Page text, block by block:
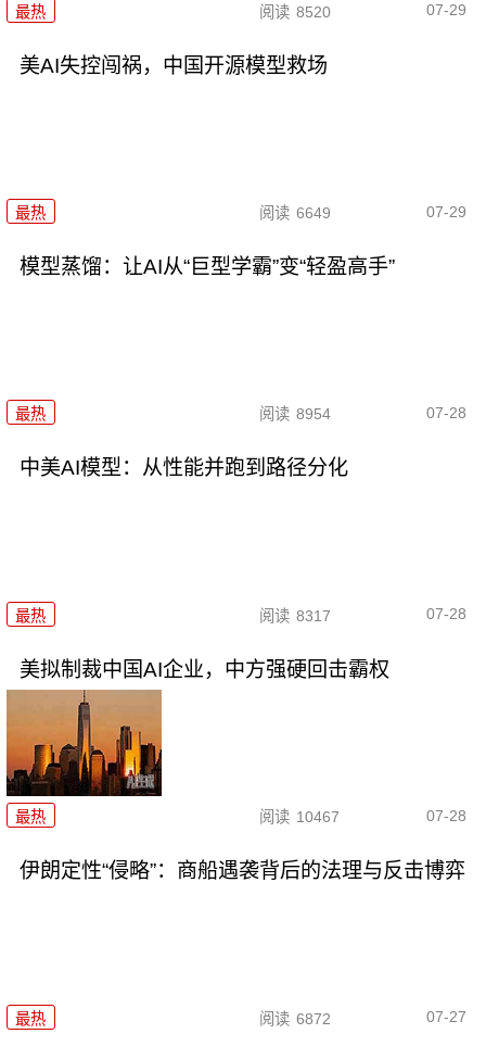
最热 阅读 8520 07-29
美AI失控闯祸，中国开源模型救场
最热 阅读 6649 07-29
模型蒸馏：让AI从“巨型学霸”变“轻盈高手”
最热 阅读 8954 07-28
中美AI模型：从性能并跑到路径分化
最热 阅读 8317 07-28
美拟制裁中国AI企业，中方强硬回击霸权
最热 阅读 10467 07-28
伊朗定性“侵略”：商船遇袭背后的法理与反击博弈
最热 阅读 6872 07-27